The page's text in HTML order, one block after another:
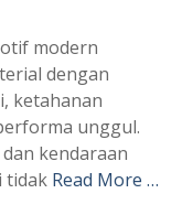
modern
dengan
ketahanan
unggul.
kendaraan
tidak Read More …